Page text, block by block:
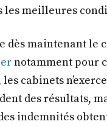
les meilleures
dès maintenant le
notamment pour
les cabinets
des résultats,
indemnités